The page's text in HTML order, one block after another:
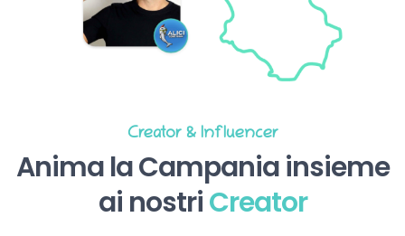
Creator & Influencer
Anima la Campania insieme
ai nostriCreator